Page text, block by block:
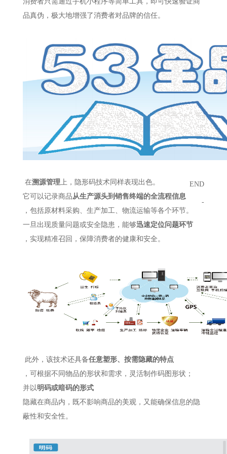
品真伪，极大地增强了消费者对品牌的信任。
在溯源管理上，隐形码技术同样表现出色。
它可以记录商品从生产源头到销售终端的全流程信息
，包括原材料采购、生产加工、物流运输等各个环节。
一旦出现质量问题或安全隐患，能够迅速定位问题环节
，实现精准召回，保障消费者的健康和安全。
此外，该技术还具备任意塑形、按需隐藏的特点
，可根据不同物品的形状和需求，灵活制作码图形状 ；
并以明码或暗码的形式
隐藏在商品内，既不影响商品的美观，又能确保信息的隐
蔽性和安全性。
END
-